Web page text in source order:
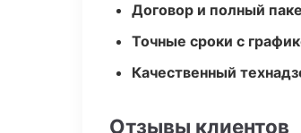
Договор и полный
Точные сроки с
Качественный
Отзывы клиентов